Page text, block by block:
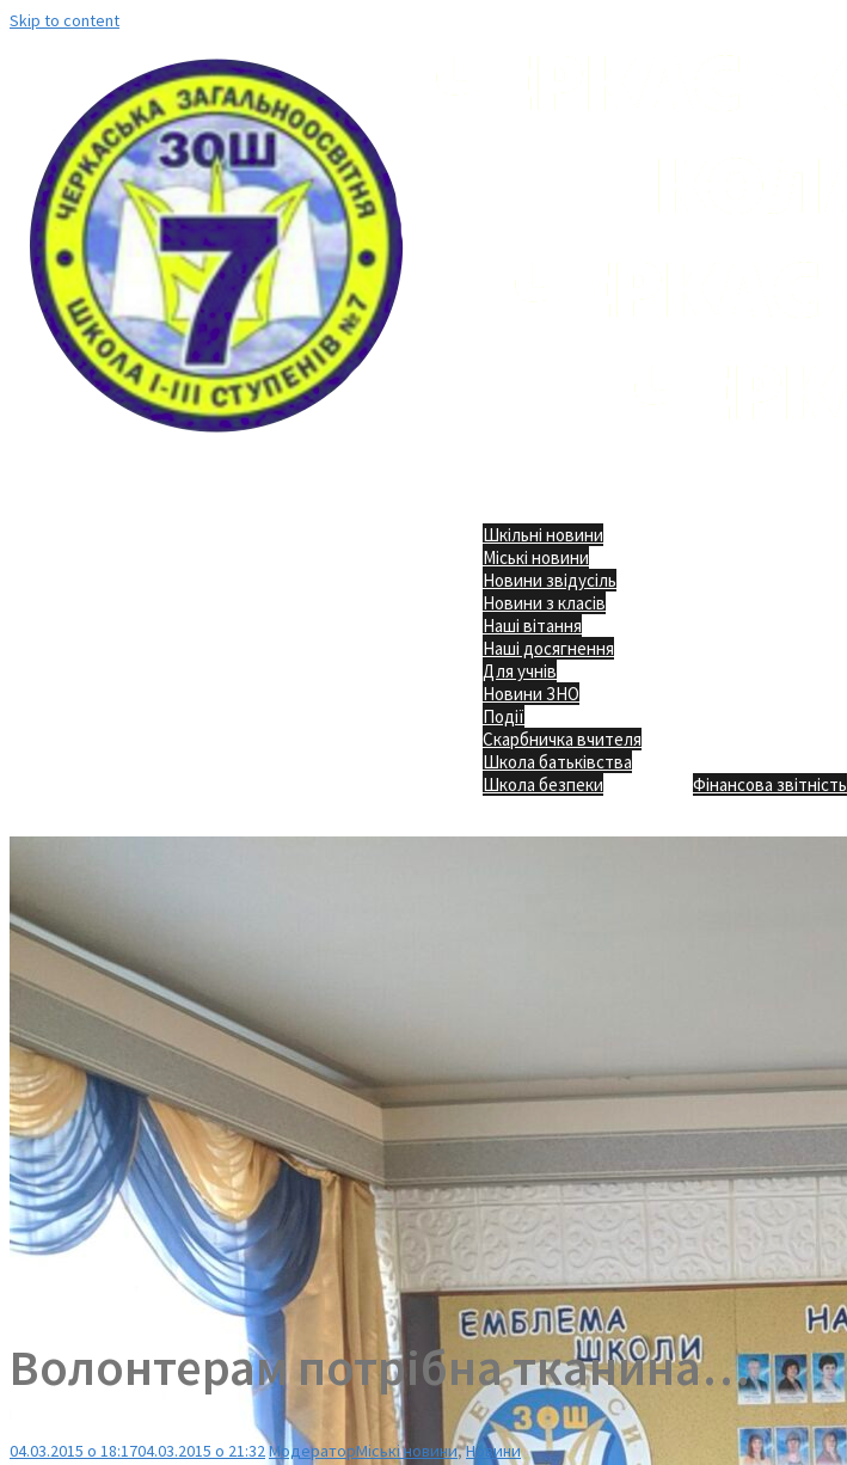
Skip to content
Шкільні новини
Міські новини
Новини звідусіль
Новини з класів
Наші вітання
Наші досягнення
Для учнів
Новини ЗНО
Події
Скарбничка вчителя
Школа батьківства
Школа безпеки
Фінансова звітність
Волонтерам потрібна тканина…
04.03.2015 о 18:1704.03.2015 о 21:32МодераторМіські новини,Новини